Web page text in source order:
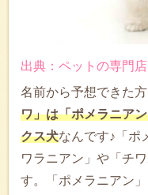
出典：ペットの専門
名前から予想できた
ワ」は「ポメラニア
クス犬なんです♪「ポ
ワラニアン」や「チ
す。「ポメラニアン